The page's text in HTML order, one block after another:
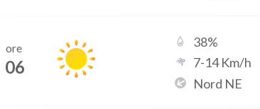
ore
06
38%
7-14Km/h
Nord NE